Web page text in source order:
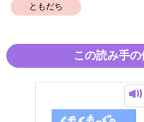
ともだち
この読み手